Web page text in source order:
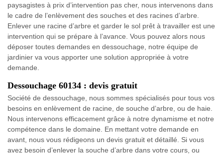
paysagistes à prix d’intervention pas cher, nous intervenons dans
le cadre de l’enlèvement des souches et des racines d’arbre.
Enlever une racine d’arbre et garder le sol prêt à travailler est une
intervention qui se prépare à l’avance. Vous pouvez alors nous
déposer toutes demandes en dessouchage, notre équipe de
jardinier va vous apporter une solution appropriée à votre
demande.
Dessouchage 60134 : devis gratuit
Société de dessouchage, nous sommes spécialisés pour tous vos
besoins en enlèvement de racine, de souche d’arbre, ou de haie.
Nous intervenons efficacement grâce à notre dynamisme et notre
compétence dans le domaine. En mettant votre demande en
avant, nous vous rédigeons un devis gratuit et détaillé. Si vous
avez besoin d’enlever la souche d’arbre dans votre cours, ou